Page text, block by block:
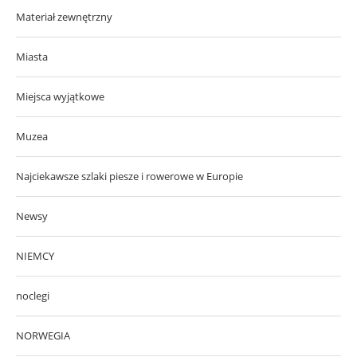
Materiał zewnętrzny
Miasta
Miejsca wyjątkowe
Muzea
Najciekawsze szlaki piesze i rowerowe w Europie
Newsy
NIEMCY
noclegi
NORWEGIA